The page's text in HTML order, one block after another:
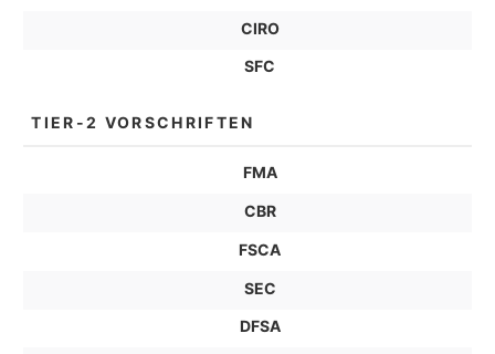
CIRO
SFC
TIER-2 VORSCHRIFTEN
FMA
CBR
FSCA
SEC
DFSA